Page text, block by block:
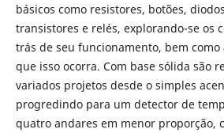
básicos como resistores, botões,
transistores e relés, explorando-se os
trás de seu funcionamento, bem como
que isso ocorra. Com base sólida são
variados projetos desde o simples
progredindo para um detector de
quatro andares em menor proporção,